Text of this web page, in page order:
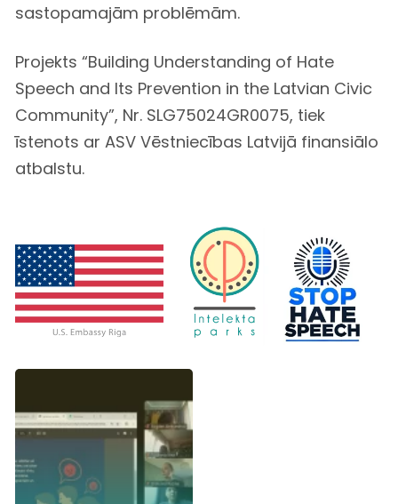
sastopamajām problēmām.
Projekts “Building Understanding of Hate
Speech and Its Prevention in the Latvian Civic
Community”, Nr. SLG75024GR0075, tiek
īstenots ar ASV Vēstniecības Latvijā finansiālo
atbalstu.